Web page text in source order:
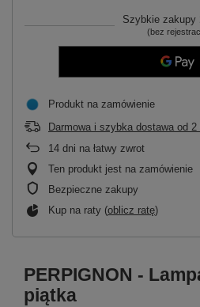
Szybkie zakupy
(bez
Produkt na zamówienie
Darmowa i szybka dostawa od 2
14 dni na łatwy zwrot
Ten produkt jest na zamówienie
Bezpieczne zakupy
Kup na raty (oblicz ratę)
PERPIGNON -
piątka